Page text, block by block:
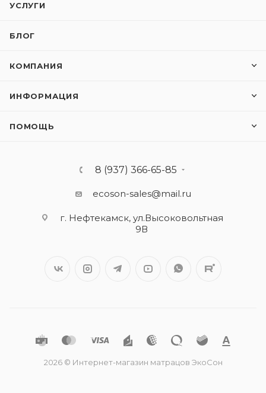
УСЛУГИ
БЛОГ
КОМПАНИЯ
ИНФОРМАЦИЯ
ПОМОЩЬ
8 (937) 366-65-85
ecoson-sales@mail.ru
г. Нефтекамск, ул.Высоковольтная
9В
2026 © Интернет-магазин матрацов ЭкоСон